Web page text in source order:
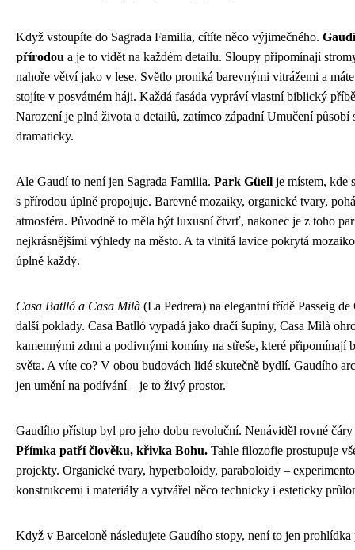
Když vstoupíte do Sagrada Familia, cítíte něco výjimečného.
přírodou a je to vidět na každém detailu. Sloupy připomínají
nahoře větví jako v lese. Světlo proniká barevnými vitrážemi a
stojíte v posvátném háji. Každá fasáda vypráví vlastní biblický
Narození je plná života a detailů, zatímco západní Umučení působí
dramaticky.
Ale Gaudí to není jen Sagrada Familia. Park Güell je místem, kde
s přírodou úplně propojuje. Barevné mozaiky, organické tvary,
atmosféra. Původně to měla být luxusní čtvrť, nakonec je z toho
nejkrásnějšími výhledy na město. A ta vlnitá lavice pokrytá
úplně každý.
Casa Batlló a Casa Milà (La Pedrera) na elegantní třídě Passeig de
další poklady. Casa Batlló vypadá jako dračí šupiny, Casa Milà
kamennými zdmi a podivnými komíny na střeše, které připomínají
světa. A víte co? V obou budovách lidé skutečně bydlí. Gaudího
jen umění na podívání – je to živý prostor.
Gaudího přístup byl pro jeho dobu revoluční. Nenáviděl rovné
Přímka patří člověku, křivka Bohu. Tahle filozofie prostupuje
projekty. Organické tvary, hyperboloidy, paraboloidy –
konstrukcemi i materiály a vytvářel něco technicky i esteticky
Když v Barceloně následujete Gaudího stopy, není to jen prohlídka